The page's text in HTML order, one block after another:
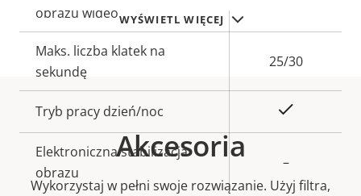
WYŚWIETL WIĘCEJ
nieruchomości
nieruchomości
obrazu wideo
Maks. liczba klatek na
sekundę
25/30
Tryb pracy dzień/noc
Elektroniczna stabilizacja
obrazu
–
Akcesoria
Wykorzystaj w pełni swoje rozwiązanie. Użyj filtra,